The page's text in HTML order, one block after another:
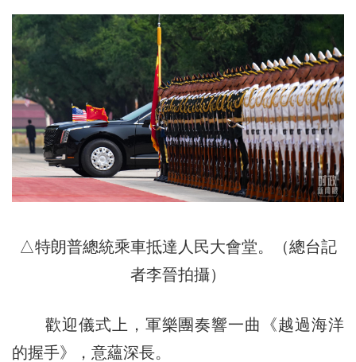
△特朗普總統乘車抵達人民大會堂。（總台記
者李晉拍攝）
歡迎儀式上，軍樂團奏響一曲《越過海洋
的握手》，意蘊深長。